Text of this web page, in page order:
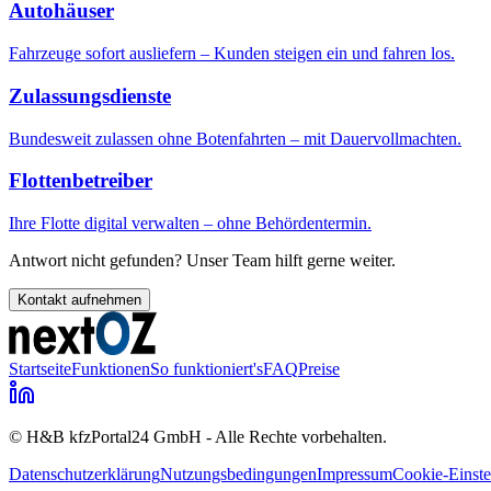
Autohäuser
Fahrzeuge sofort ausliefern – Kunden steigen ein und fahren los.
Zulassungsdienste
Bundesweit zulassen ohne Botenfahrten – mit Dauervollmachten.
Flottenbetreiber
Ihre Flotte digital verwalten – ohne Behördentermin.
Antwort nicht gefunden? Unser Team hilft gerne weiter.
Kontakt aufnehmen
StartseiteFunktionenSo funktioniert'sFAQPreise
© H&B kfzPortal24 GmbH - Alle Rechte vorbehalten.
DatenschutzerklärungNutzungsbedingungenImpressumCookie-